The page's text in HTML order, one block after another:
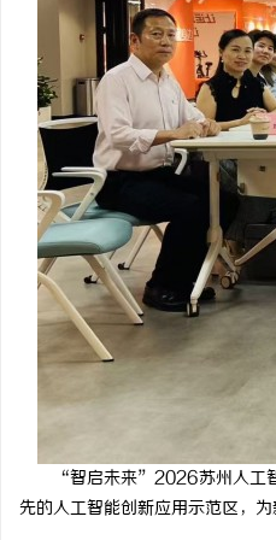
“智启未来”2026苏州人工
先的人工智能创新应用示范区，为